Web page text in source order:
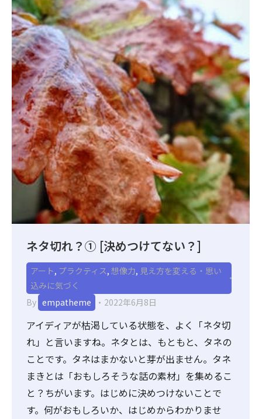
ネタ切れ？① [決めつけてない？]
アート, プラクティス, 想像力, 見え方を変える・思い
込みに気づく
By empatheme 2022年6月8日
アイディアが枯渇している状態を、よく「ネタ切
れ」と言いますね。ネタとは、もともと、タネの
ことです。タネはまかないと芽が出ません。タネ
まきとは「おもしろそうな話の素材」を集めるこ
と？ちがいます。はじめに決めつけないことで
す。何がおもしろいか、はじめからわかりませ